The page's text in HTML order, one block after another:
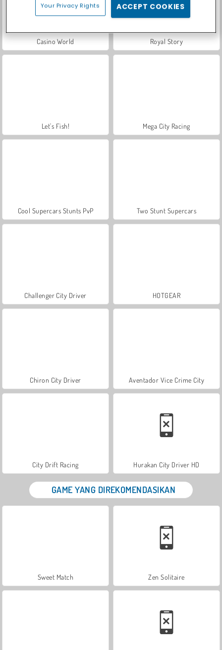
Casino World Royal Story
Let's Fish! Mega City Racing
Cool Supercars Stunts PvP Two Stunt Supercars
Challenger City Driver HOTGEAR
Chiron City Driver Aventador Vice Crime City
City Drift Racing Hurakan City Driver HD
GAME YANG DIREKOMENDASIKAN
Sweet Match Zen Solitaire
Your Privacy Rights ACCEPT COOKIES